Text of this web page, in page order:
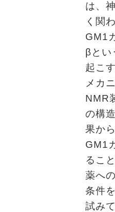
は、
く関
GM1
βとい
起こ
メカ
NMR
の構
果か
GM1
るこ
薬へ
条件
試み